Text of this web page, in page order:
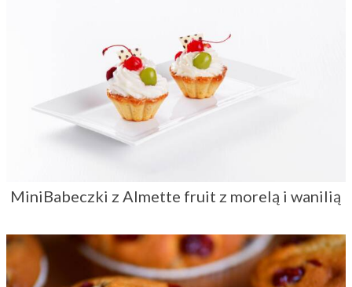
MiniBabeczki z Almette fruit z morelą i wanilią